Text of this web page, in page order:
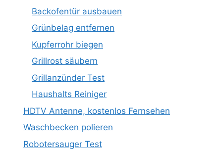
Backofentür ausbauen
Grünbelag entfernen
Kupferrohr biegen
Grillrost säubern
Grillanzünder Test
Haushalts Reiniger
HDTV Antenne, kostenlos Fernsehen
Waschbecken polieren
Robotersauger Test